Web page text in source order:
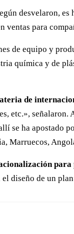
desvelaron, es
ventas para
de equipo y
química y de
de
etc.»,
se ha
Marruecos,
para
el diseño de un